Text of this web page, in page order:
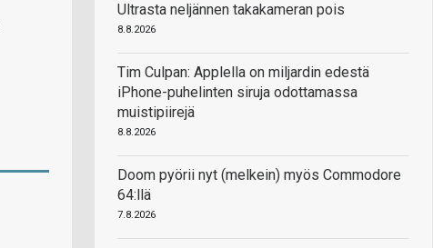
Ultrasta neljännen takakameran pois
8.8.2026
Tim Culpan: Applella on miljardin edestä
iPhone-puhelinten siruja odottamassa
muistipiirejä
8.8.2026
Doom pyörii nyt (melkein) myös Commodore
64:llä
7.8.2026